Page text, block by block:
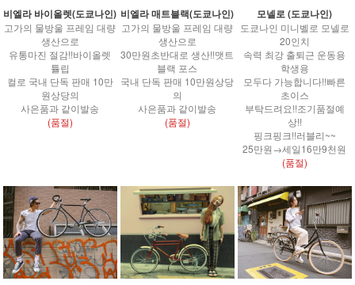
비엘라 바이올렛(도쿄나인)
고가의 물방울 프레임 대량
생산으로
유통마진 절감!!바이올렛
튤립
컬로 국내 단독 판매 10만
원상당의
사은품과 같이발송
(품절)
비엘라 매트블랙(도쿄나인)
고가의 물방울 프레임 대량
생산으로
30만원초반대로 생산!!맷트
블랙 포스
국내 단독 판매 10만원상당
의
사은품과 같이발송
(품절)
모넬로 (도쿄나인)
도쿄나인 미니벨로 모넬로
20인치
속력 최강 출퇴근 운동용
학생용
모두다 가능합니다!!빠른
초이스
부탁드려요!!조기품절예
상!!
핑크핑크!!러블리~~
25만원→세일16만9천원
(품절)